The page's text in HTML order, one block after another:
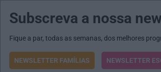
MENU MAIL JORNAIS
O que
Subscreva a nossa
Fique a par, todas as semanas, dos melhores
NEWSLETTER FAMÍLIAS NEWSLETTER